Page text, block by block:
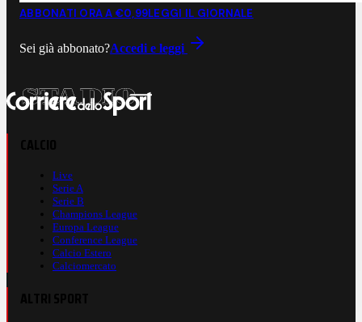
ABBONATI ORA A €0,99LEGGI IL GIORNALE
Sei già abbonato?Accedi e leggi
Live
Serie A
Serie B
Champions League
Europa League
Conference League
Calcio Estero
Calciomercato